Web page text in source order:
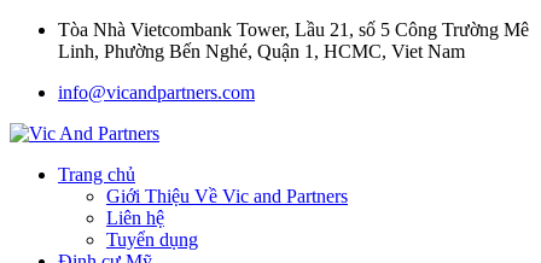
Tòa Nhà Vietcombank Tower, Lầu 21, số 5 Công Trường Mê
Linh, Phường Bến Nghé, Quận 1, HCMC, Viet Nam
info@vicandpartners.com
Trang chủ
Giới Thiệu Về Vic and Partners
Liên hệ
Tuyển dụng